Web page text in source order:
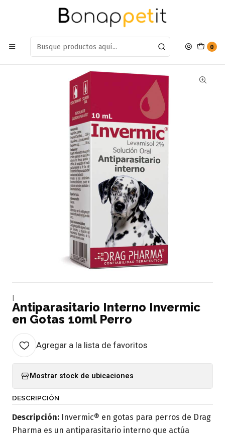
0
Estamos en: Antumalal 612, Quilicura Míranos en Maps
Antiparasitario Interno Invermic en Gotas 10ml Perro
Antiparasitario Interno Invermic
en Gotas 10ml Perro
Agregar a la lista de favoritos
Mostrar stock de ubicaciones
DESCRIPCIÓN
Descripción: Invermic® en gotas para perros de Drag
Pharma es un antiparasitario interno que actúa